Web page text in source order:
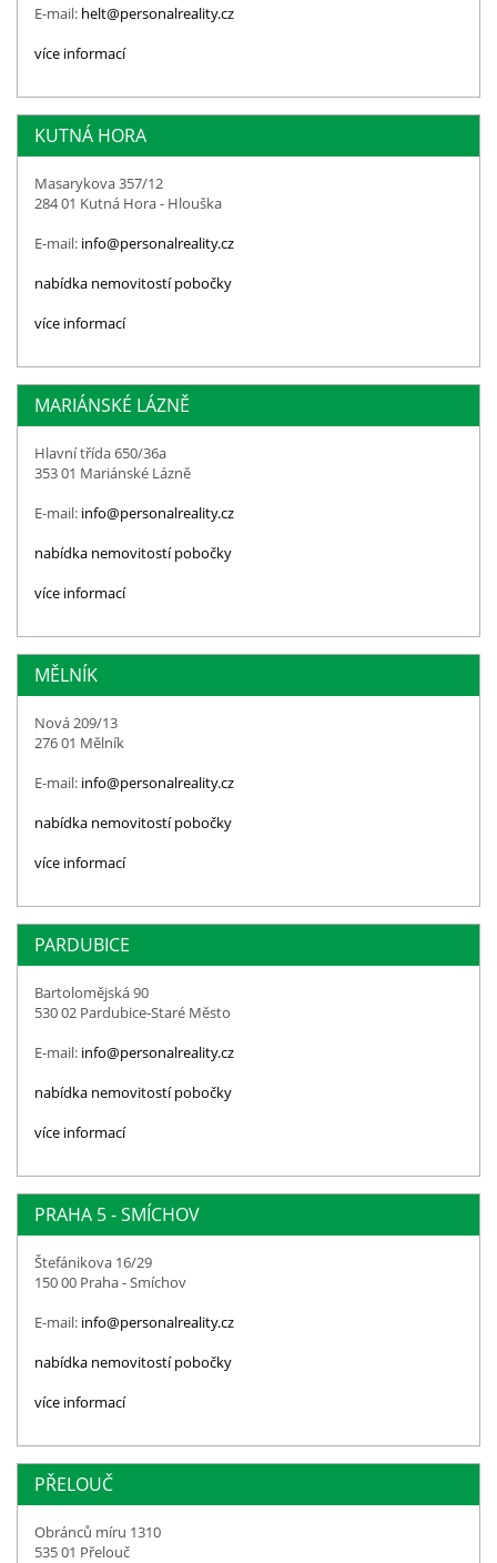
E-mail: helt@personalreality.cz
více informací
KUTNÁ HORA
Masarykova 357/12
284 01 Kutná Hora - Hlouška
E-mail: info@personalreality.cz
nabídka nemovitostí pobočky
více informací
MARIÁNSKÉ LÁZNĚ
Hlavní třída 650/36a
353 01 Mariánské Lázně
E-mail: info@personalreality.cz
nabídka nemovitostí pobočky
více informací
MĚLNÍK
Nová 209/13
276 01 Mělník
E-mail: info@personalreality.cz
nabídka nemovitostí pobočky
více informací
PARDUBICE
Bartolomějská 90
530 02 Pardubice-Staré Město
E-mail: info@personalreality.cz
nabídka nemovitostí pobočky
více informací
PRAHA 5 - SMÍCHOV
Štefánikova 16/29
150 00 Praha - Smíchov
E-mail: info@personalreality.cz
nabídka nemovitostí pobočky
více informací
PŘELOUČ
Obránců míru 1310
535 01 Přelouč